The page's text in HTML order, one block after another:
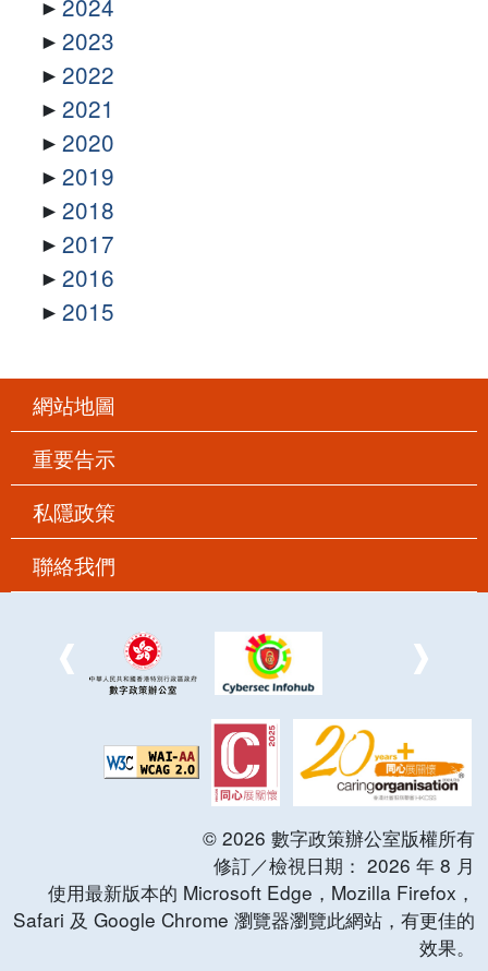
2023
2022
2021
2020
2019
2018
2017
2016
2015
網站地圖
重要告示
私隱政策
聯絡我們
© 2026 數字政策辦公室版權所有
修訂／檢視日期： 2026 年 8 月
使用最新版本的 Microsoft Edge，Mozilla Firefox，
Safari 及 Google Chrome 瀏覽器瀏覽此網站，有更佳的
效果。